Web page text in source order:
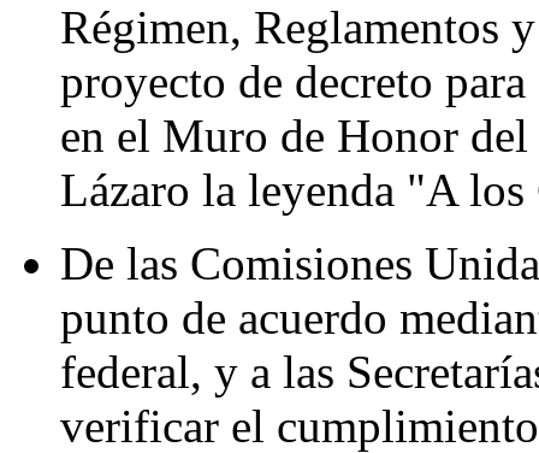
Régimen, Reglamentos
proyecto de decreto
en el Muro de Honor
Lázaro la leyenda "A
De las Comisiones
punto de acuerdo
federal, y a las
verificar el